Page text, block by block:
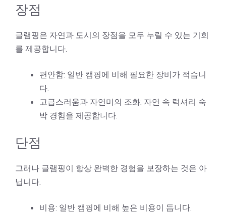
장점
글램핑은 자연과 도시의 장점을 모두 누릴 수 있는 기회
를 제공합니다.
편안함: 일반 캠핑에 비해 필요한 장비가 적습니
다.
고급스러움과 자연미의 조화: 자연 속 럭셔리 숙
박 경험을 제공합니다.
단점
그러나 글램핑이 항상 완벽한 경험을 보장하는 것은 아
닙니다.
비용: 일반 캠핑에 비해 높은 비용이 듭니다.